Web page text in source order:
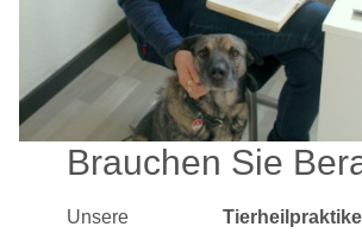
Brauchen Sie
Unsere